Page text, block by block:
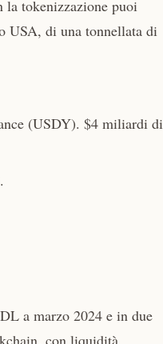
tokenizzazione puoi
USA, di una tonnellata di
(USDY). $4 miliardi di
a marzo 2024 e in due
con liquidità